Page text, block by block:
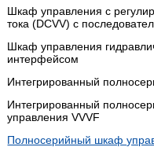
Шкаф управления с
тока (DCVV) с
Шкаф управления
интерфейсом
Интегрированный
Интегрированный
управления VVVF
Полносерийный шкаф